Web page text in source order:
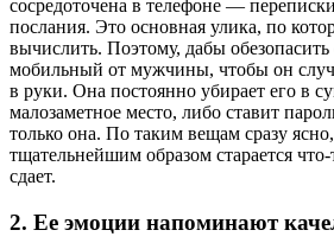
сосредоточена в телефоне —
послания. Это основная улика, по
вычислить. Поэтому, дабы обезопасить
мобильный от мужчины, чтобы он
в руки. Она постоянно убирает его в
малозаметное место, либо ставит
только она. По таким вещам сразу
тщательнейшим образом старается
сдает.
2. Ее эмоции напоминают